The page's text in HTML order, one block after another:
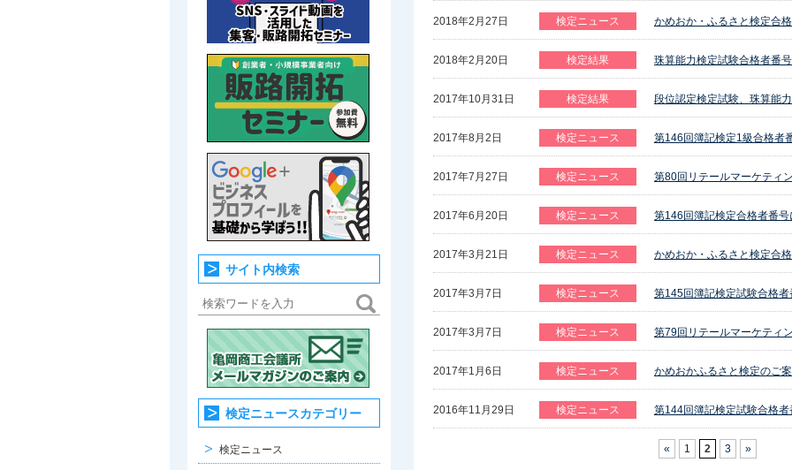
2018年2月27日 検定ニュース かめおか・ふるさと検定合
2018年2月20日 検定結果 珠算能力検定試験合格者番
2017年10月31日 検定結果 段位認定検定試験、珠算能
2017年8月2日 検定ニュース 第146回簿記検定1級合格者
2017年7月27日 検定ニュース 第80回リテールマーケティ
2017年6月20日 検定ニュース 第146回簿記検定合格者番号
2017年3月21日 検定ニュース かめおか・ふるさと検定合
2017年3月7日 検定ニュース 第145回簿記検定試験合格者
2017年3月7日 検定ニュース 第79回リテールマーケティ
2017年1月6日 検定ニュース かめおかふるさと検定のご
2016年11月29日 検定ニュース 第144回簿記検定試験合格者
« 1 2 3 »
サイト内検索
検定ニュースカテゴリー
検定ニュース